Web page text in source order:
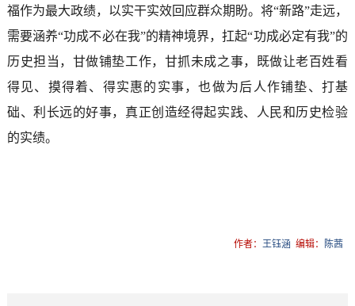
福作为最大政绩，以实干实效回应群众期盼。将“新路”走远，
需要涵养“功成不必在我”的精神境界，扛起“功成必定有我”的
历史担当，甘做铺垫工作，甘抓未成之事，既做让老百姓看
得见、摸得着、得实惠的实事，也做为后人作铺垫、打基
础、利长远的好事，真正创造经得起实践、人民和历史检验
的实绩。
作者： 王钰涵编辑： 陈茜